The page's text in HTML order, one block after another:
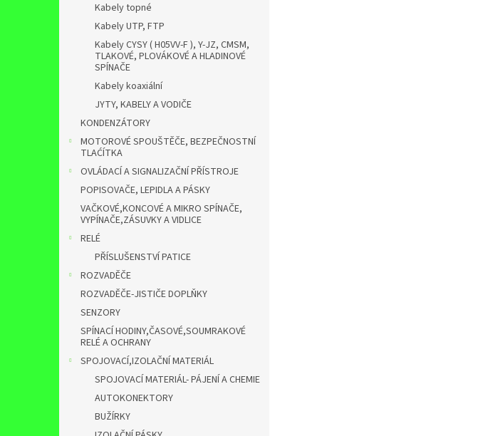
Kabely topné
Kabely UTP, FTP
Kabely CYSY ( H05VV-F ), Y-JZ, CMSM,
TLAKOVÉ, PLOVÁKOVÉ A HLADINOVÉ
SPÍNAČE
Kabely koaxiální
JYTY, KABELY A VODIČE
KONDENZÁTORY
MOTOROVÉ SPOUŠTĚČE, BEZPEČNOSTNÍ
TLAĆÍTKA
OVLÁDACÍ A SIGNALIZAČNÍ PŘÍSTROJE
POPISOVAČE, LEPIDLA A PÁSKY
VAČKOVÉ,KONCOVÉ A MIKRO SPÍNAČE,
VYPÍNAČE,ZÁSUVKY A VIDLICE
RELÉ
PŘÍSLUŠENSTVÍ PATICE
ROZVADĚČE
ROZVADĚČE-JISTIČE DOPLŇKY
SENZORY
SPÍNACÍ HODINY,ČASOVÉ,SOUMRAKOVÉ
RELÉ A OCHRANY
SPOJOVACÍ,IZOLAČNÍ MATERIÁL
SPOJOVACÍ MATERIÁL- PÁJENÍ A CHEMIE
AUTOKONEKTORY
BUŽÍRKY